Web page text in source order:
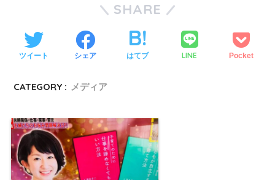
SHARE
ツイート シェア はてブ LINE Pocket
CATEGORY : メディア